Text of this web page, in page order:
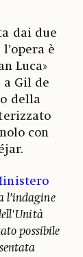
dai due
è
Luca»
Gil de
della
con
l’indagine
possibile